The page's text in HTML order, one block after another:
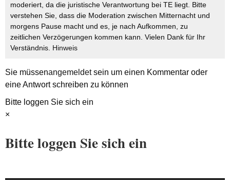
moderiert, da die juristische Verantwortung bei TE liegt. Bitte
verstehen Sie, dass die Moderation zwischen Mitternacht und
morgens Pause macht und es, je nach Aufkommen, zu
zeitlichen Verzögerungen kommen kann. Vielen Dank für Ihr
Verständnis. Hinweis
Sie müssenangemeldetsein um einen Kommentar oder
eine Antwort schreiben zu können
Bitte loggen Sie sich ein
×
Bitte loggen Sie sich ein